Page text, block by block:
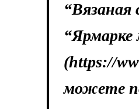
“Вязаная
(https://
можете